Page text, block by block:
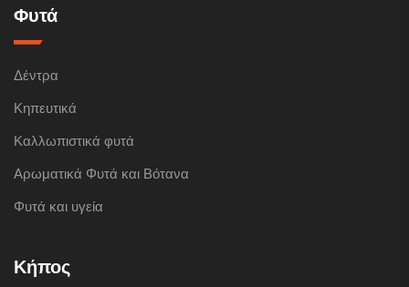
Φυτά
Δέντρα
Κηπευτικά
Καλλωπιστικά φυτά
Αρωματικά Φυτά και Βότανα
Φυτά και υγεία
Κήπος